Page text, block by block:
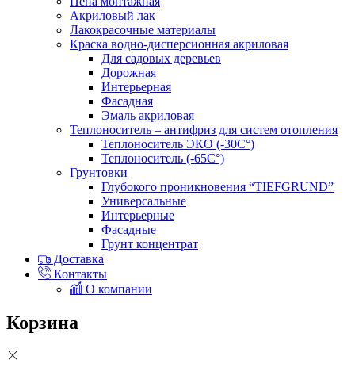
Акриловый лак
Лакокрасочные материалы
Краска водно-дисперсионная акриловая
Для садовых деревьев
Дорожная
Интерьерная
Фасадная
Эмаль акриловая
Теплоноситель – антифриз для систем отопления
Теплоноситель ЭКО (-30С°)
Теплоноситель (-65С°)
Грунтовки
Глубокого проникновения “TIEFGRUND”
Универсальные
Интерьерные
Фасадные
Грунт концентрат
Доставка
Контакты
О компании
Корзина